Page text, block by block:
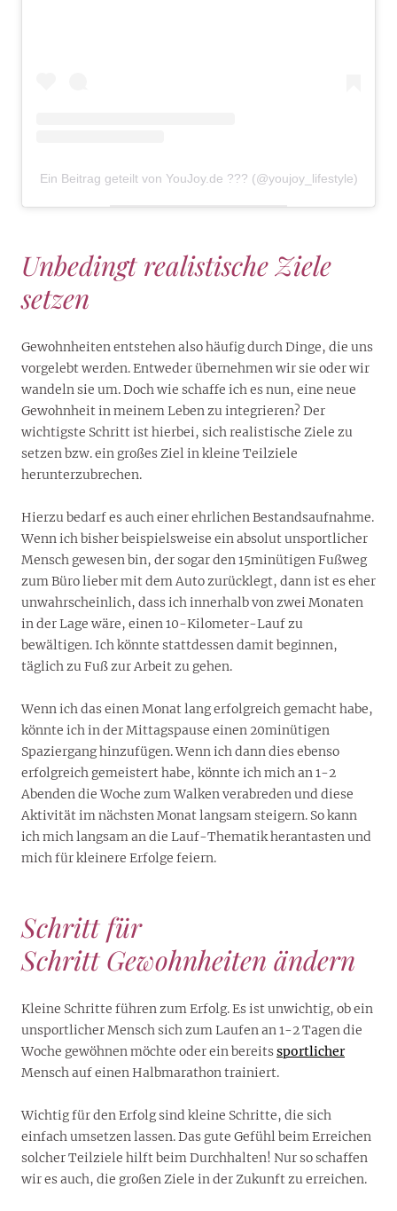
Ein Beitrag geteilt von YouJoy.de ??? (@youjoy_lifestyle)
Unbedingt realistische Ziele
setzen
Gewohnheiten entstehen also häufig durch Dinge, die uns
vorgelebt werden. Entweder übernehmen wir sie oder wir
wandeln sie um. Doch wie schaffe ich es nun, eine neue
Gewohnheit in meinem Leben zu integrieren? Der
wichtigste Schritt ist hierbei, sich realistische Ziele zu
setzen bzw. ein großes Ziel in kleine Teilziele
herunterzubrechen.
Hierzu bedarf es auch einer ehrlichen Bestandsaufnahme.
Wenn ich bisher beispielsweise ein absolut unsportlicher
Mensch gewesen bin, der sogar den 15minütigen Fußweg
zum Büro lieber mit dem Auto zurücklegt, dann ist es eher
unwahrscheinlich, dass ich innerhalb von zwei Monaten
in der Lage wäre, einen 10-Kilometer-Lauf zu
bewältigen. Ich könnte stattdessen damit beginnen,
täglich zu Fuß zur Arbeit zu gehen.
Wenn ich das einen Monat lang erfolgreich gemacht habe,
könnte ich in der Mittagspause einen 20minütigen
Spaziergang hinzufügen. Wenn ich dann dies ebenso
erfolgreich gemeistert habe, könnte ich mich an 1-2
Abenden die Woche zum Walken verabreden und diese
Aktivität im nächsten Monat langsam steigern. So kann
ich mich langsam an die Lauf-Thematik herantasten und
mich für kleinere Erfolge feiern.
Schritt für
Schritt Gewohnheiten ändern
Kleine Schritte führen zum Erfolg. Es ist unwichtig, ob ein
unsportlicher Mensch sich zum Laufen an 1-2 Tagen die
Woche gewöhnen möchte oder ein bereitssportlicher
Mensch auf einen Halbmarathon trainiert.
Wichtig für den Erfolg sind kleine Schritte, die sich
einfach umsetzen lassen. Das gute Gefühl beim Erreichen
solcher Teilziele hilft beim Durchhalten! Nur so schaffen
wir es auch, die großen Ziele in der Zukunft zu erreichen.